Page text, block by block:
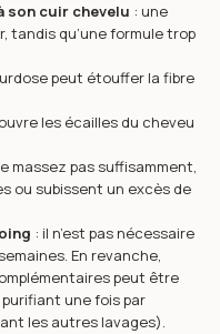
son cuir chevelu : une
tandis qu’une formule trop
peut étouffer la fibre
les écailles du cheveu
massez pas suffisamment,
ou subissent un excès de
: il n’est pas nécessaire
En revanche,
peut être
une fois par
les autres lavages).